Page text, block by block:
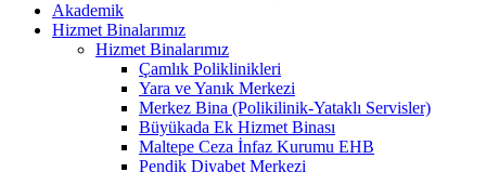
Akademik
Hizmet Binalarımız
Hizmet Binalarımız
Çamlık Poliklinikleri
Yara ve Yanık Merkezi
Merkez Bina (Polikilinik-Yataklı Servisler)
Büyükada Ek Hizmet Binası
Maltepe Ceza İnfaz Kurumu EHB
Pendik Diyabet Merkezi